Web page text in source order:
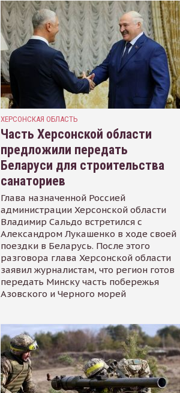
ХЕРСОНСКАЯ ОБЛАСТЬ
Часть Херсонской области
предложили передать
Беларуси для строительства
санаториев
Глава назначенной Россией
администрации Херсонской области
Владимир Сальдо встретился с
Александром Лукашенко в ходе своей
поездки в Беларусь. После этого
разговора глава Херсонской области
заявил журналистам, что регион готов
передать Минску часть побережья
Азовского и Черного морей